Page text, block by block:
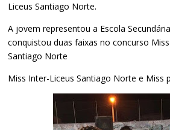
Liceus Santiago Norte.
A jovem representou a Escola
conquistou duas faixas no concurso
Santiago Norte
Miss Inter-Liceus Santiago Norte e Miss